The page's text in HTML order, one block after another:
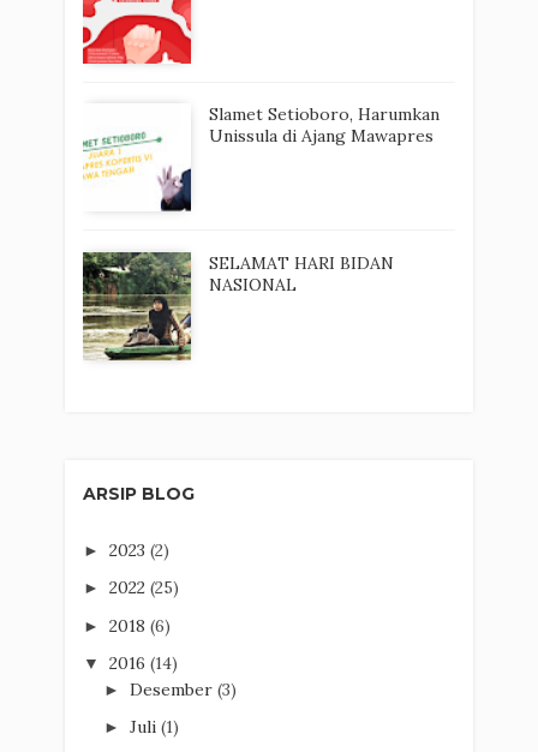
Slamet Setioboro, Harumkan
Unissula di Ajang Mawapres
SELAMAT HARI BIDAN
NASIONAL
ARSIP BLOG
► 2023 (2)
► 2022 (25)
► 2018 (6)
▼ 2016 (14)
► Desember (3)
► Juli (1)